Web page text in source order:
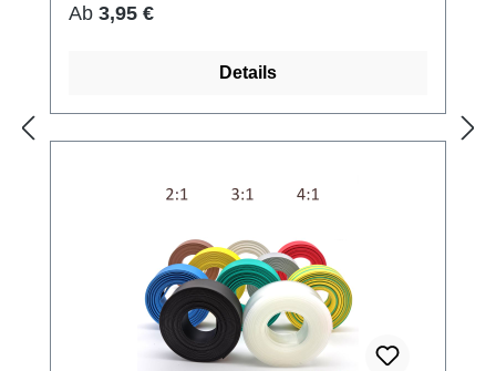
Regulärer Preis:
Ab 3,95 €
Details